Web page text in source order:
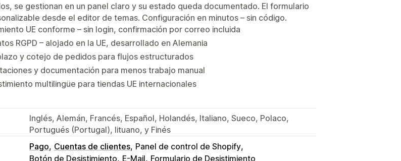
se gestionan en un panel claro y su estado queda documentado. El formulario
desde el editor de temas. Configuración en minutos – sin código.
UE conforme – sin login, confirmación por correo incluida
RGPD – alojado en la UE, desarrollado en Alemania
y cotejo de pedidos para flujos estructurados
y documentación para menos trabajo manual
multilingüe para tiendas UE internacionales
Inglés, Alemán, Francés, Español, Holandés, Italiano, Sueco, Polaco,
Portugués (Portugal), lituano, y Finés
Pago Cuentas de clientes Panel de control de Shopify
Botón de Desistimiento E-Mail Formulario de Desistimiento